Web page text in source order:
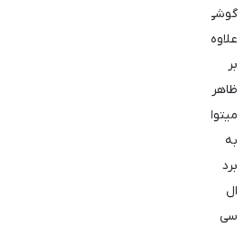
گوشی
علاوه
بر
ظاهر
میتواند
به
برد
ال
سی